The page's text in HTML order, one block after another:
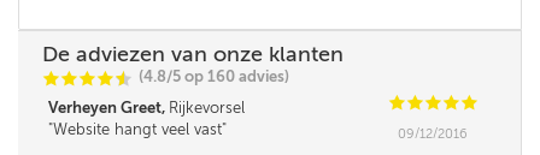
De adviezen van onze klanten
CCCCi
@ (4.8/5 op 160 advies)
Verheyen Greet, Rijkevorsel CCCCC
Website hangt veel vast
09/12/2016